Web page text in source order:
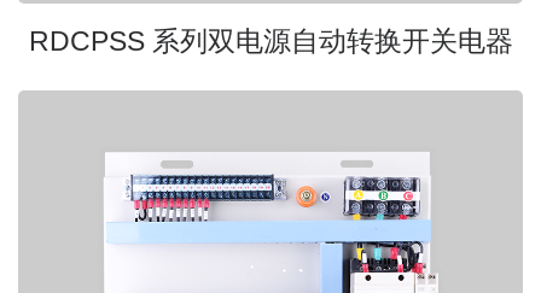
RDCPSS 系列双电源自动转换开关电器